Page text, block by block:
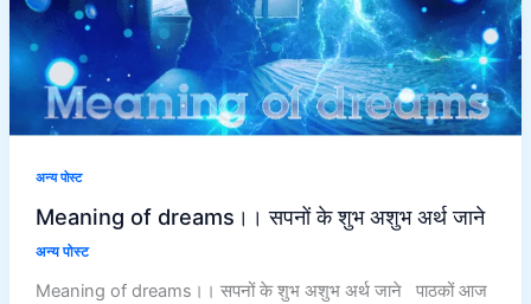
अन्य पोस्ट
Meaning of dreams।। सपनों के शुभ अशुभ अर्थ जाने
अन्य पोस्ट
Meaning of dreams।। सपनों के शुभ अशुभ अर्थ जाने पाठकों आज
अर्थ
जाने